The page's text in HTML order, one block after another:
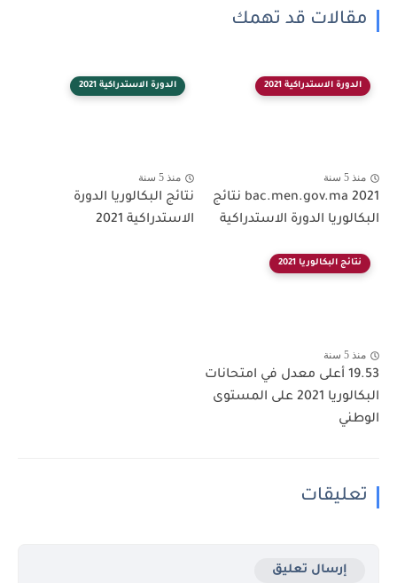
مقالات قد تهمك
الدورة الاستدراكية 2021
منذ 5 سنة
bac.men.gov.ma 2021 نتائج
البكالوريا الدورة الاستدراكية
الدورة الاستدراكية 2021
منذ 5 سنة
نتائج البكالوريا الدورة
الاستدراكية 2021
نتائج البكالوريا 2021
منذ 5 سنة
19.53 أعلى معدل في امتحانات
البكالوريا 2021 على المستوى
الوطني
تعليقات
إرسال تعليق